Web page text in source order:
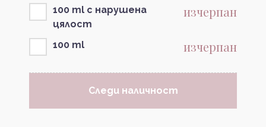
100 ml с нарушена
цялост
изчерпан
100 ml изчерпан
Следи наличност